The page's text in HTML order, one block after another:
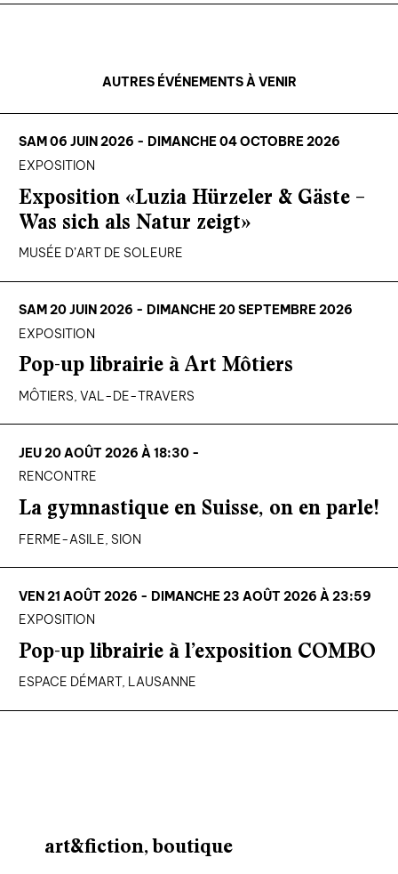
AUTRES ÉVÉNEMENTS À VENIR
SAM 06 JUIN 2026 - DIMANCHE 04 OCTOBRE 2026
EXPOSITION
Exposition «Luzia Hürzeler & Gäste –
Was sich als Natur zeigt»
MUSÉE D’ART DE SOLEURE
SAM 20 JUIN 2026 - DIMANCHE 20 SEPTEMBRE 2026
EXPOSITION
Pop-up librairie à Art Môtiers
MÔTIERS, VAL-DE-TRAVERS
JEU 20 AOÛT 2026 À 18:30 -
RENCONTRE
La gymnastique en Suisse, on en parle!
FERME-ASILE, SION
VEN 21 AOÛT 2026 - DIMANCHE 23 AOÛT 2026 À 23:59
EXPOSITION
Pop-up librairie à l’exposition COMBO
ESPACE DÉMART, LAUSANNE
art&fiction, boutique